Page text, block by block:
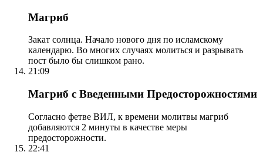
Магриб
Закат солнца. Начало нового дня по исламскому
календарю. Во многих случаях молиться и разрывать
пост было бы слишком рано.
21:09
Магриб с Введенными Предосторожностями
Согласно фетве ВИЛ, к времени молитвы магриб
добавляются 2 минуты в качестве меры
предосторожности.
22:41